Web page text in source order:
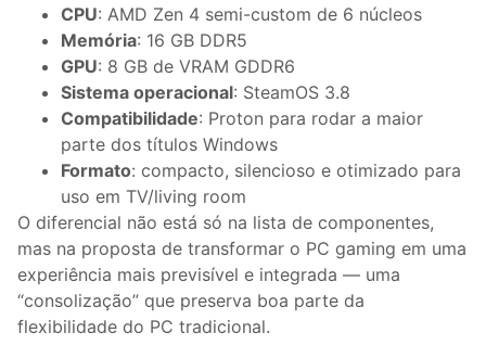
CPU: AMD Zen 4 semi-custom de 6 núcleos
Memória: 16 GB DDR5
GPU: 8 GB de VRAM GDDR6
Sistema operacional: SteamOS 3.8
Compatibilidade: Proton para rodar a maior
parte dos títulos Windows
Formato: compacto, silencioso e otimizado para
uso em TV/living room
O diferencial não está só na lista de componentes,
mas na proposta de transformar o PC gaming em uma
experiência mais previsível e integrada — uma
“consolização” que preserva boa parte da
flexibilidade do PC tradicional.